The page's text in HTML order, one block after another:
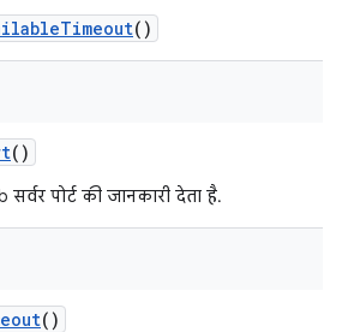
Timeout()
()
पोर्ट की जानकारी देता है.
()